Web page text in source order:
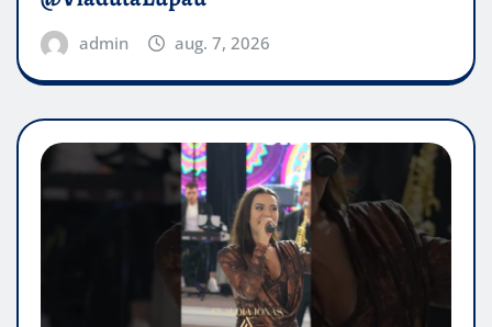
admin aug. 7, 2026